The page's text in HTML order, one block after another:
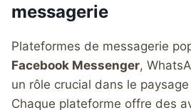
messagerie
Plateformes de messagerie
Facebook Messenger,
un rôle crucial dans le
Chaque plateforme offre des